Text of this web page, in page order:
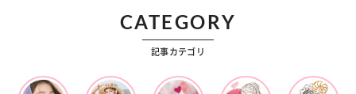
CATEGORY
記事カテゴリ